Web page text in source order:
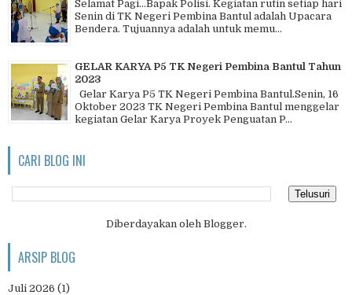
Selamat Pagi…Bapak Polisi. Kegiatan rutin setiap hari
Senin di TK Negeri Pembina Bantul adalah Upacara
Bendera. Tujuannya adalah untuk memu...
GELAR KARYA P5 TK Negeri Pembina Bantul Tahun
2023
Gelar Karya P5 TK Negeri Pembina Bantul.Senin, 16
Oktober 2023 TK Negeri Pembina Bantul menggelar
kegiatan Gelar Karya Proyek Penguatan P...
CARI BLOG INI
Diberdayakan oleh Blogger.
ARSIP BLOG
Juli 2026 (1)